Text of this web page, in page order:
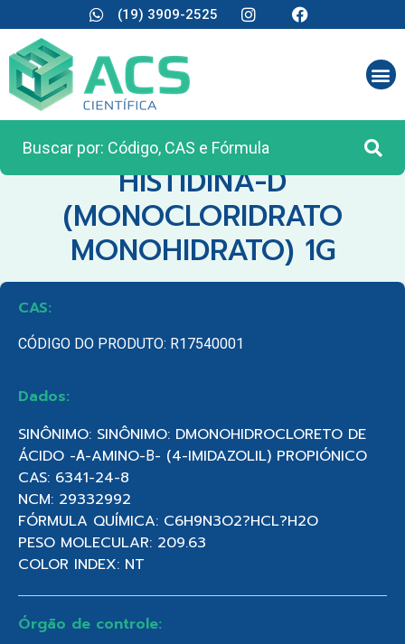
(19) 3909-2525
CATEGORIA:REAGENTES ANALÍTICOS
HISTIDINA-D
(MONOCLORIDRATO
MONOHIDRATO) 1G
CAS:
CÓDIGO DO PRODUTO: R17540001
Dados:
SINÔNIMO: SINÔNIMO: DMONOHIDROCLORETO DE
ÁCIDO -Α-AMINO-Β- (4-IMIDAZOLIL) PROPIÓNICO
CAS: 6341-24-8
NCM: 29332992
FÓRMULA QUÍMICA: C6H9N3O2?HCL?H2O
PESO MOLECULAR: 209.63
COLOR INDEX: NT
Órgão de controle: